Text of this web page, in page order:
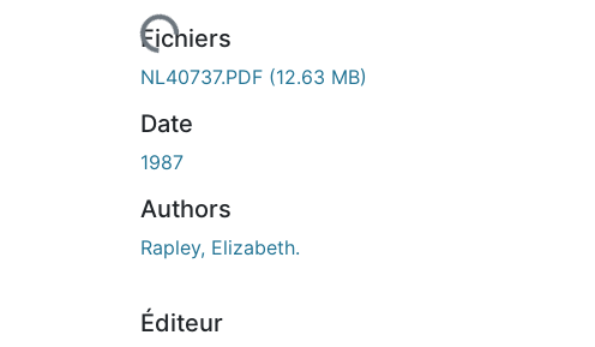
de chargement...Fichiers
NL40737.PDF (12.63 MB)
Date
1987
Authors
Rapley, Elizabeth.
Éditeur